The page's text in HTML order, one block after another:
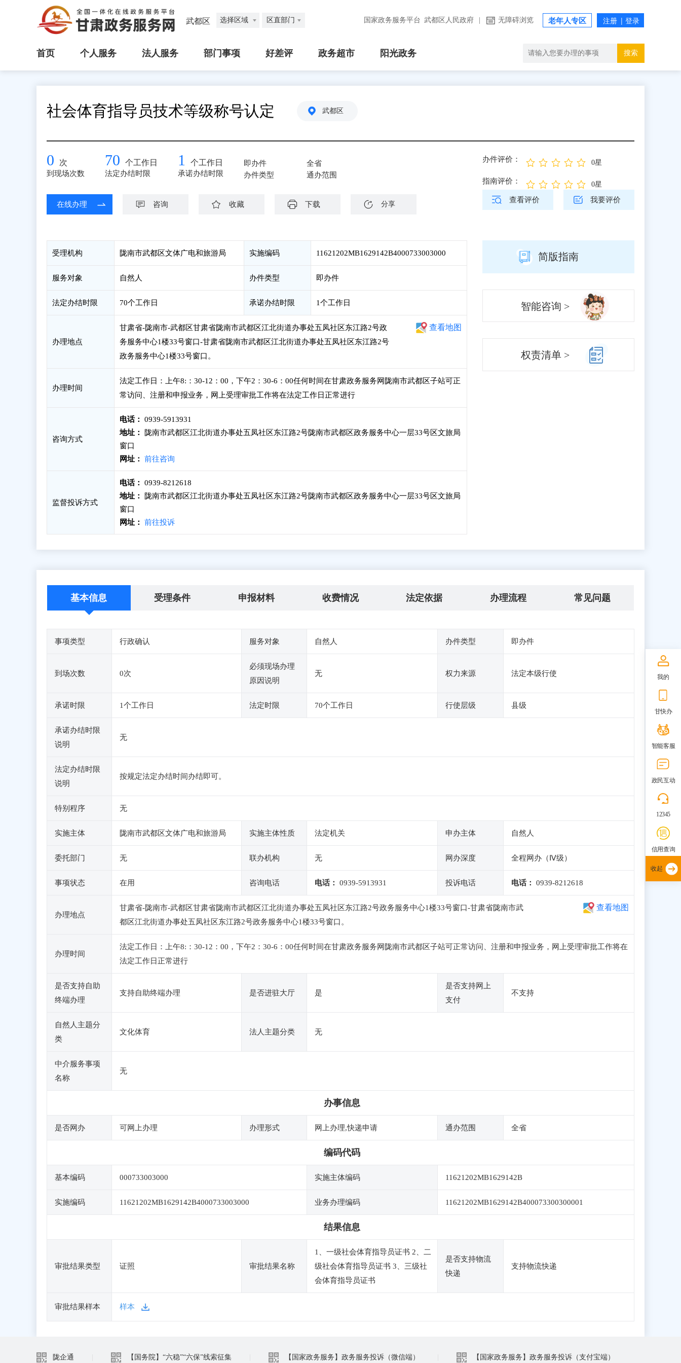
武都区 选择区域 区直部门 国家政务服务平台 武都区人民政府 无障碍浏览 老年人专区
首页 个人服务 法人服务 部门事项 好差评 政务超市 阳光政务 搜索
社会体育指导员技术等级称号认定 武都区
0 次
到现场次数
70 个工作日
法定办结时限
1 个工作日
承诺办结时限
即办件
办件类型
全省
通办范围
在线办理 咨询 收藏 下载 分享
办件评价： 0星
指南评价： 0星
查看评价 我要评价
受理机构 陇南市武都区文体广电和旅游局 实施编码 11621202MB1629142B4000733003000
服务对象 自然人 办件类型 即办件
法定办结时限 70个工作日 承诺办结时限 1个工作日
办理地点
甘肃省-陇南市-武都区甘肃省陇南市武都区江北街道办事处五凤社区东江路2号政
务服务中心1楼33号窗口-甘肃省陇南市武都区江北街道办事处五凤社区东江路2号
政务服务中心1楼33号窗口。
查看地图
办理时间
法定工作日：上午8:：30-12：00，下午2：30-6：00任何时间在甘肃政务服务网陇南市武都区子站可正
常访问、注册和申报业务，网上受理审批工作将在法定工作日正常进行
咨询方式
电话：
0939-5913931
地址：
陇南市武都区江北街道办事处五凤社区东江路2号陇南市武都区政务服务中心一层33号区文旅局
窗口
网址：
前往咨询
监督投诉方式
电话：
0939-8212618
地址：
陇南市武都区江北街道办事处五凤社区东江路2号陇南市武都区政务服务中心一层33号区文旅局
窗口
网址：
前往投诉
简版指南
智能咨询 >
权责清单 >
基本信息 受理条件 申报材料 收费情况 法定依据 办理流程 常见问题
事项类型 行政确认 服务对象 自然人 办件类型 即办件
到场次数 0次
必须现场办理
原因说明
无 权力来源 法定本级行使
承诺时限 1个工作日 法定时限 70个工作日 行使层级 县级
承诺办结时限
说明
无
法定办结时限
说明
按规定法定办结时间办结即可。
特别程序 无
实施主体 陇南市武都区文体广电和旅游局 实施主体性质 法定机关 申办主体 自然人
委托部门 无 联办机构 无 网办深度 全程网办（Ⅳ级）
事项状态 在用 咨询电话 电话： 0939-5913931 投诉电话 电话： 0939-8212618
办理地点
甘肃省-陇南市-武都区甘肃省陇南市武都区江北街道办事处五凤社区东江路2号政务服务中心1楼33号窗口-甘肃省陇南市武
都区江北街道办事处五凤社区东江路2号政务服务中心1楼33号窗口。
查看地图
办理时间
法定工作日：上午8:：30-12：00，下午2：30-6：00任何时间在甘肃政务服务网陇南市武都区子站可正常访问、注册和申报业务，网上受理审批工作将在
法定工作日正常进行
是否支持自助
终端办理
支持自助终端办理 是否进驻大厅 是
是否支持网上
支付
不支持
自然人主题分
类
文化体育 法人主题分类 无
中介服务事项
名称
无
办事信息
是否网办 可网上办理 办理形式 网上办理,快递申请 通办范围 全省
编码代码
基本编码 000733003000 实施主体编码 11621202MB1629142B
实施编码 11621202MB1629142B4000733003000 业务办理编码 11621202MB1629142B400073300300001
结果信息
审批结果类型 证照 审批结果名称
1、一级社会体育指导员证书 2、二
级社会体育指导员证书 3、三级社
会体育指导员证书
是否支持物流
快递
支持物流快递
审批结果样本 样本
陇企通 【国务院】“六稳”“六保”线索征集 【国家政务服务】政务服务投诉（微信端） 【国家政务服务】政务服务投诉（支付宝端）
我的
甘快办
智能客服
政民互动
12345
信用查询
收起